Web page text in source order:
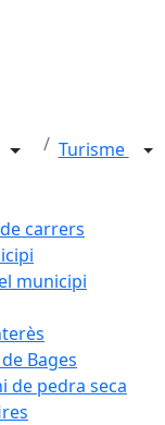
Turisme
carrers
municipi
Bages
de pedra seca